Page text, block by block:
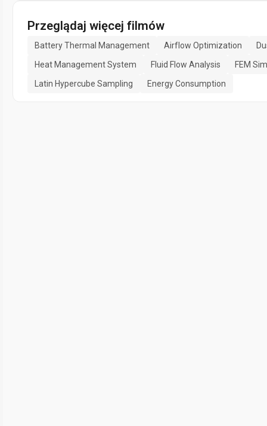
Przeglądaj więcej filmów
Battery Thermal Management Airflow Optimization
Heat Management System
Fluid Flow Analysis
FEM
Latin Hypercube Sampling
Energy Consumption